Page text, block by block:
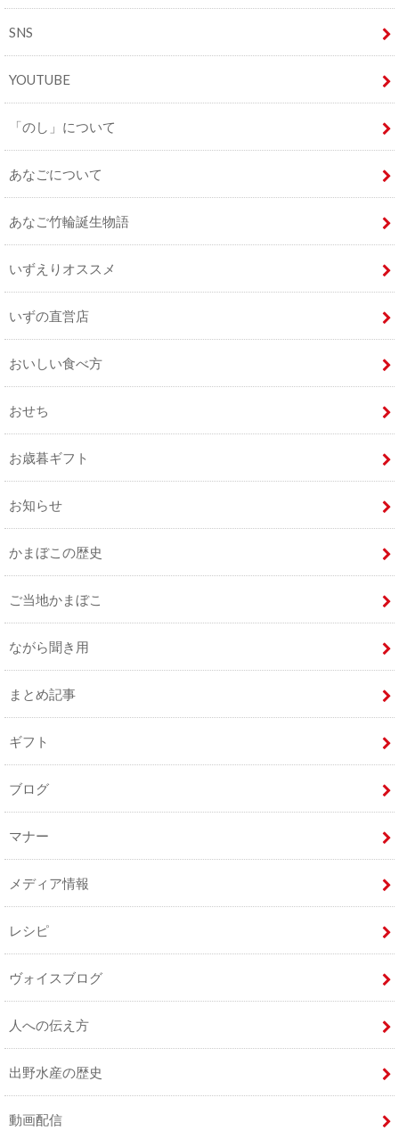
SNS
YOUTUBE
「のし」について
あなごについて
あなご竹輪誕生物語
いずえりオススメ
いずの直営店
おいしい食べ方
おせち
お歳暮ギフト
お知らせ
かまぼこの歴史
ご当地かまぼこ
ながら聞き用
まとめ記事
ギフト
ブログ
マナー
メディア情報
レシピ
ヴォイスブログ
人への伝え方
出野水産の歴史
動画配信